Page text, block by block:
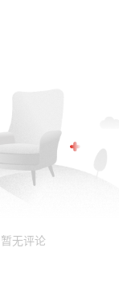
暂无评论